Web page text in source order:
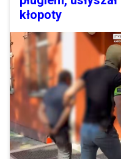
kłopoty